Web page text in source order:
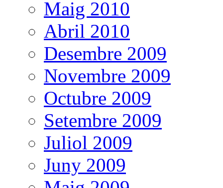
Maig 2010
Abril 2010
Desembre 2009
Novembre 2009
Octubre 2009
Setembre 2009
Juliol 2009
Juny 2009